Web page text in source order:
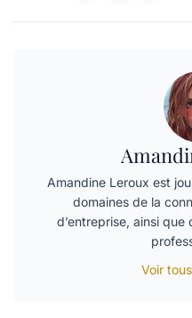
Amandine Leroux est
domaines de la
d’entreprise, ainsi
Voir